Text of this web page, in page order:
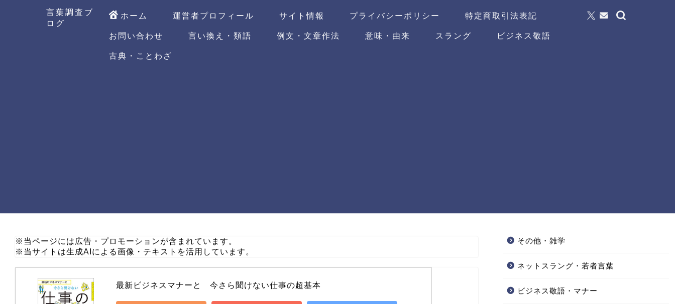
言葉調査ブ
ログ
ホーム 運営者プロフィール サイト情報 プライバシーポリシー
特定商取引法表記
お問い合わせ
言い換え・類語 例文・文章作法 意味・由来 スラング
ビジネス敬語
古典・ことわざ
※当ページには広告・プロモーションが含まれています。
※当サイトは生成AIによる画像・テキストを活用しています。
最新ビジネスマナーと　今さら聞けない仕事の超基本
その他・雑学
ネットスラング・若者言葉
ビジネス敬語・マナー